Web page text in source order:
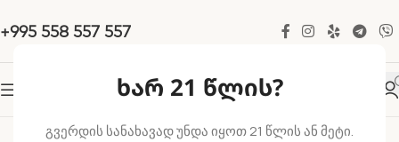
ხარ 21 წლის?
გვერდის სანახავად უნდა იყოთ 21 წლის ან მეტი.
+995 558 557 557